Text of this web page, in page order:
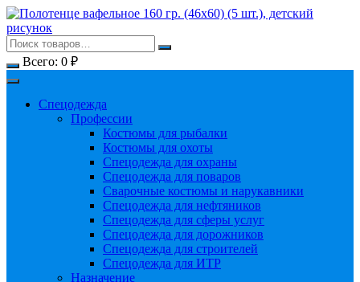
Перейти
к
содержимому
Всего: 0 ₽
Спецодежда
Профессии
Костюмы для рыбалки
Костюмы для охоты
Спецодежда для охраны
Спецодежда для поваров
Сварочные костюмы и нарукавники
Спецодежда для нефтяников
Спецодежда для сферы услуг
Спецодежда для дорожников
Спецодежда для строителей
Спецодежда для ИТР
Назначение